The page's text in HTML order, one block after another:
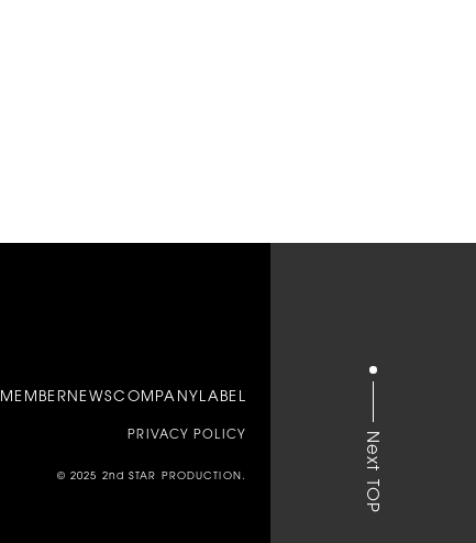
MEMBERNEWSCOMPANYLABEL
PRIVACY POLICY
© 2025 2nd STAR PRODUCTION.
Next
TOP